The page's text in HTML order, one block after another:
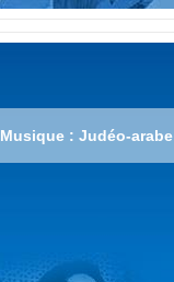
Musique : Judéo-arabe